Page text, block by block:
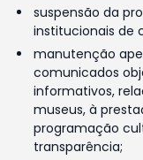
suspensão da
institucionais de
manutenção
comunicados
informativos,
museus, à
programação
transparência;